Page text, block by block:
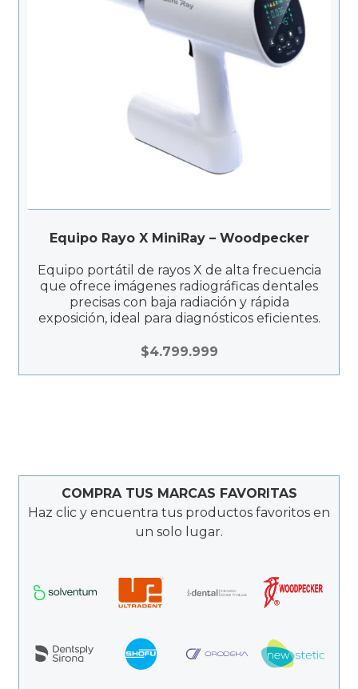
Equipo Rayo X MiniRay – Woodpecker
Equipo portátil de rayos X de alta frecuencia
que ofrece imágenes radiográficas dentales
precisas con baja radiación y rápida
exposición, ideal para diagnósticos eficientes.
$4.799.999
COMPRA TUS MARCAS FAVORITAS
Haz clic y encuentra tus productos favoritos en
un solo lugar.